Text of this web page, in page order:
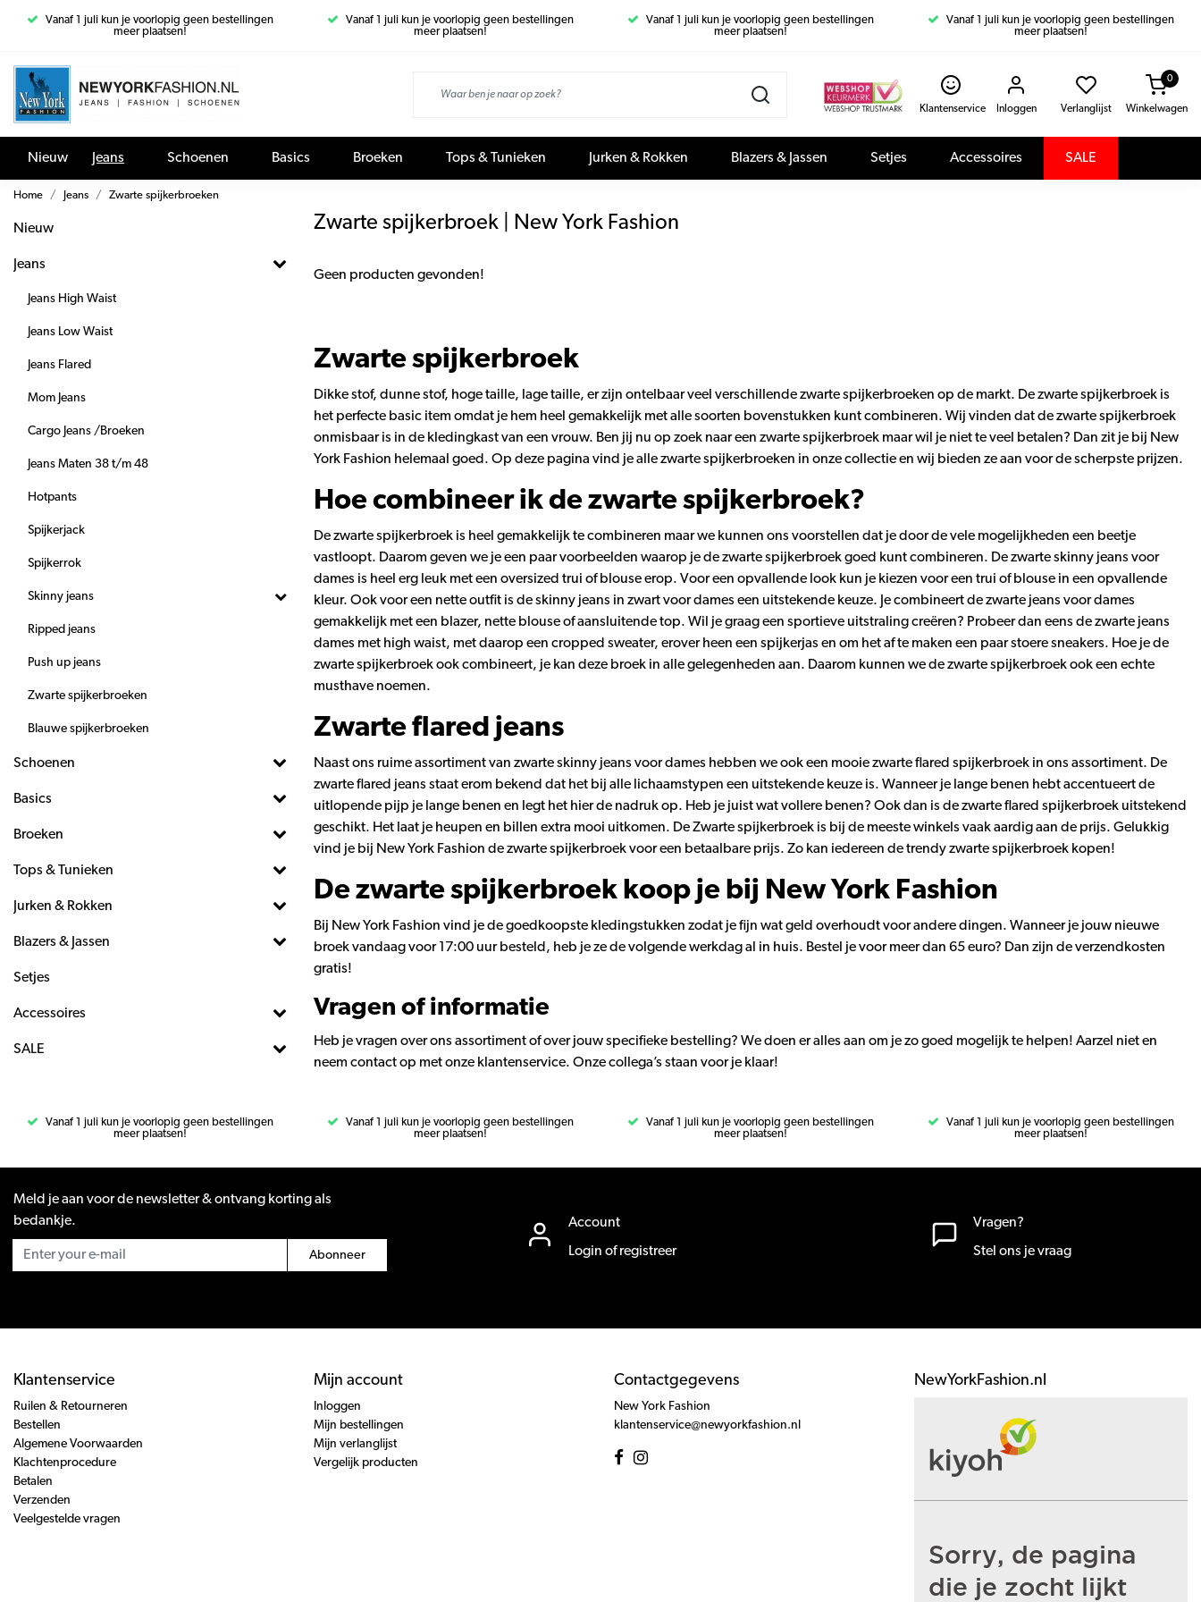
Vanaf 1 juli kun je voorlopig geen bestellingen
meer plaatsen!
Vanaf 1 juli kun je voorlopig geen bestellingen
meer plaatsen!
Vanaf 1 juli kun je voorlopig geen bestellingen
meer plaatsen!
Vanaf 1 juli kun je voorlopig geen bestellingen
meer plaatsen!
Klantenservice Inloggen Verlanglijst Winkelwagen
0
Nieuw Jeans Schoenen Basics Broeken Tops & Tunieken Jurken & Rokken Blazers & Jassen Setjes Accessoires SALE
Home Jeans Zwarte spijkerbroeken
Nieuw
Jeans
Jeans High Waist
Jeans Low Waist
Jeans Flared
Mom Jeans
Cargo Jeans /Broeken
Jeans Maten 38 t/m 48
Hotpants
Spijkerjack
Spijkerrok
Skinny jeans
Ripped jeans
Push up jeans
Zwarte spijkerbroeken
Blauwe spijkerbroeken
Schoenen
Basics
Broeken
Tops & Tunieken
Jurken & Rokken
Blazers & Jassen
Setjes
Accessoires
SALE
Zwarte spijkerbroek | New York Fashion
Geen producten gevonden!
Zwarte spijkerbroek
Dikke stof, dunne stof, hoge taille, lage taille, er zijn ontelbaar veel verschillende zwarte spijkerbroeken op de markt. De zwarte spijkerbroek is
het perfecte basic item omdat je hem heel gemakkelijk met alle soorten bovenstukken kunt combineren. Wij vinden dat de zwarte spijkerbroek
onmisbaar is in de kledingkast van een vrouw. Ben jij nu op zoek naar een zwarte spijkerbroek maar wil je niet te veel betalen? Dan zit je bij New
York Fashion helemaal goed. Op deze pagina vind je alle zwarte spijkerbroeken in onze collectie en wij bieden ze aan voor de scherpste prijzen.
Hoe combineer ik de zwarte spijkerbroek?
De zwarte spijkerbroek is heel gemakkelijk te combineren maar we kunnen ons voorstellen dat je door de vele mogelijkheden een beetje
vastloopt. Daarom geven we je een paar voorbeelden waarop je de zwarte spijkerbroek goed kunt combineren. De zwarte skinny jeans voor
dames is heel erg leuk met een oversized trui of blouse erop. Voor een opvallende look kun je kiezen voor een trui of blouse in een opvallende
kleur. Ook voor een nette outfit is de skinny jeans in zwart voor dames een uitstekende keuze. Je combineert de zwarte jeans voor dames
gemakkelijk met een blazer, nette blouse of aansluitende top. Wil je graag een sportieve uitstraling creëren? Probeer dan eens de zwarte jeans
dames met high waist, met daarop een cropped sweater, erover heen een spijkerjas en om het af te maken een paar stoere sneakers. Hoe je de
zwarte spijkerbroek ook combineert, je kan deze broek in alle gelegenheden aan. Daarom kunnen we de zwarte spijkerbroek ook een echte
musthave noemen.
Zwarte flared jeans
Naast ons ruime assortiment van zwarte skinny jeans voor dames hebben we ook een mooie zwarte flared spijkerbroek in ons assortiment. De
zwarte flared jeans staat erom bekend dat het bij alle lichaamstypen een uitstekende keuze is. Wanneer je lange benen hebt accentueert de
uitlopende pijp je lange benen en legt het hier de nadruk op. Heb je juist wat vollere benen? Ook dan is de zwarte flared spijkerbroek uitstekend
geschikt. Het laat je heupen en billen extra mooi uitkomen. De Zwarte spijkerbroek is bij de meeste winkels vaak aardig aan de prijs. Gelukkig
vind je bij New York Fashion de zwarte spijkerbroek voor een betaalbare prijs. Zo kan iedereen de trendy zwarte spijkerbroek kopen!
De zwarte spijkerbroek koop je bij New York Fashion
Bij New York Fashion vind je de goedkoopste kledingstukken zodat je fijn wat geld overhoudt voor andere dingen. Wanneer je jouw nieuwe
broek vandaag voor 17:00 uur besteld, heb je ze de volgende werkdag al in huis. Bestel je voor meer dan 65 euro? Dan zijn de verzendkosten
gratis!
Vragen of informatie
Heb je vragen over ons assortiment of over jouw specifieke bestelling? We doen er alles aan om je zo goed mogelijk te helpen! Aarzel niet en
neem contact op met onze klantenservice. Onze collega’s staan voor je klaar!
Vanaf 1 juli kun je voorlopig geen bestellingen
meer plaatsen!
Vanaf 1 juli kun je voorlopig geen bestellingen
meer plaatsen!
Vanaf 1 juli kun je voorlopig geen bestellingen
meer plaatsen!
Vanaf 1 juli kun je voorlopig geen bestellingen
meer plaatsen!
Meld je aan voor de newsletter & ontvang korting als
bedankje.
Abonneer
Account
Login of registreer
Vragen?
Stel ons je vraag
Klantenservice
Ruilen & Retourneren
Bestellen
Algemene Voorwaarden
Klachtenprocedure
Betalen
Verzenden
Veelgestelde vragen
Mijn account
Inloggen
Mijn bestellingen
Mijn verlanglijst
Vergelijk producten
Contactgegevens
New York Fashion
klantenservice@newyorkfashion.nl
NewYorkFashion.nl